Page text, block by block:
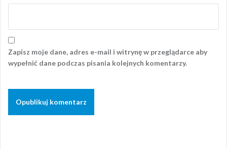
Zapisz moje dane, adres e-mail i witrynę w przeglądarce aby
wypełnić dane podczas pisania kolejnych komentarzy.